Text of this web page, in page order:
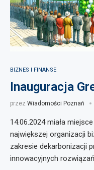
BIZNES I FINANSE
Inauguracja
przez Wiadomości Poznań
14.06.2024 miała
największej organizacji
zakresie dekarbonizacji
innowacyjnych